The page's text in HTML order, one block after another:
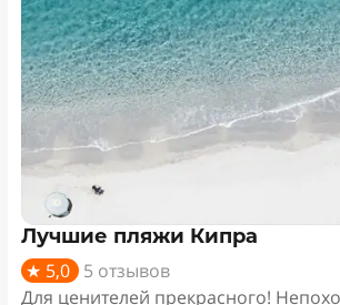
Лучшие пляжи Кипра
★ 5,0 5 отзывов
Для ценителей прекрасного!